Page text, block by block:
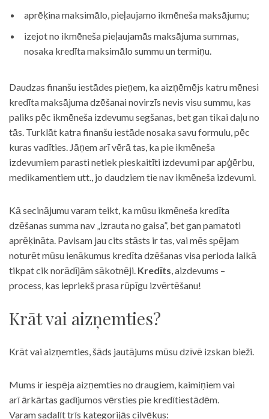
aprēķina maksimālo, pieļaujamo ikmēneša maksājumu;
izejot no ikmēneša pieļaujamās maksājuma summas,
nosaka kredīta maksimālo summu un termiņu.
Daudzas finanšu iestādes pieņem, ka aizņēmējs katru mēnesi
kredīta maksājuma dzēšanai novirzīs nevis visu summu, kas
paliks pēc ikmēneša izdevumu segšanas, bet gan tikai daļu no
tās. Turklāt katra finanšu iestāde nosaka savu formulu, pēc
kuras vadīties. Jāņem arī vērā tas, ka pie ikmēneša
izdevumiem parasti netiek pieskaitīti izdevumi par apģērbu,
medikamentiem utt., jo daudziem tie nav ikmēneša izdevumi.
Kā secinājumu varam teikt, ka mūsu ikmēneša kredīta
dzēšanas summa nav „izrauta no gaisa”, bet gan pamatoti
aprēķināta. Pavisam jau cits stāsts ir tas, vai mēs spējam
noturēt mūsu ienākumus kredīta dzēšanas visa perioda laikā
tikpat cik norādījām sākotnēji. Kredīts, aizdevums –
process, kas iepriekš prasa rūpīgu izvērtēšanu!
Krāt vai aizņemties?
Krāt vai aizņemties, šāds jautājums mūsu dzīvē izskan bieži.
Mums ir iespēja aizņemties no draugiem, kaimiņiem vai
arī ārkārtas gadījumos vērsties pie kredītiestādēm.
Varam sadalīt trīs kategorijās cilvēkus: